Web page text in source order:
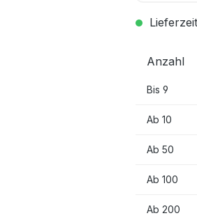
Anzahl
Bis 9
Ab 10
Ab 50
Ab 100
Ab 200